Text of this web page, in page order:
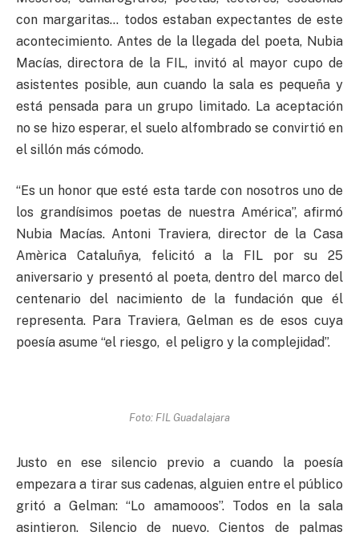
con margaritas… todos estaban expectantes de este
acontecimiento. Antes de la llegada del poeta, Nubia
Macías, directora de la FIL, invitó al mayor cupo de
asistentes posible, aun cuando la sala es pequeña y
está pensada para un grupo limitado. La aceptación
no se hizo esperar, el suelo alfombrado se convirtió en
el sillón más cómodo.
“Es un honor que esté esta tarde con nosotros uno de
los grandísimos poetas de nuestra América”, afirmó
Nubia Macías. Antoni Traviera, director de la Casa
Amèrica Cataluñya, felicitó a la FIL por su 25
aniversario y presentó al poeta, dentro del marco del
centenario del nacimiento de la fundación que él
representa. Para Traviera, Gelman es de esos cuya
poesía asume “el riesgo, el peligro y la complejidad”.
Foto: FIL Guadalajara
Justo en ese silencio previo a cuando la poesía
empezara a tirar sus cadenas, alguien entre el público
gritó a Gelman: “Lo amamooos”. Todos en la sala
asintieron. Silencio de nuevo. Cientos de palmas